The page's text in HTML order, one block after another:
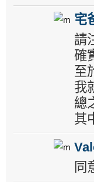
宅
請
確
至
我
總
其
同